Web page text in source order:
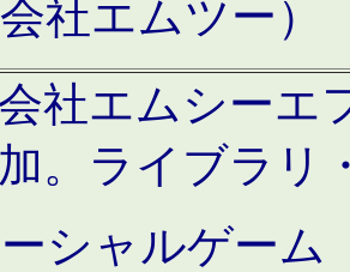
社エムツー）
社エムシーエ
。ライブラリ
シャルゲーム